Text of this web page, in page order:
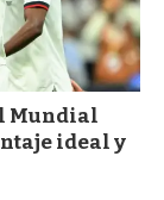
Mundial
ideal y